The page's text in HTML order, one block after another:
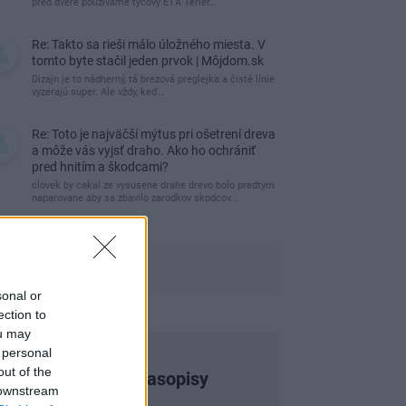
or
to
may
of the
Re: Takto sa rieši málo úložného miesta. V
tomto byte stačil jeden prvok | Môjdom.sk
Dizajn je to nádherný, tá brezová preglejka a čisté línie
vyzerajú super. Ale vždy, keď…
Re: Toto je najväčší mýtus pri ošetrení dreva
a môže vás vyjsť draho. Ako ho ochrániť
pred hnitím a škodcami?
clovek by cakal ze vysusene drahe drevo bolo predtym
naparovane aby sa zbavilo zarodkov skodcov...
Najnovšie časopisy